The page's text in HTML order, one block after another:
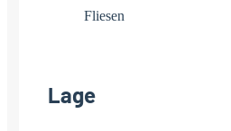
Fliesen
Lage